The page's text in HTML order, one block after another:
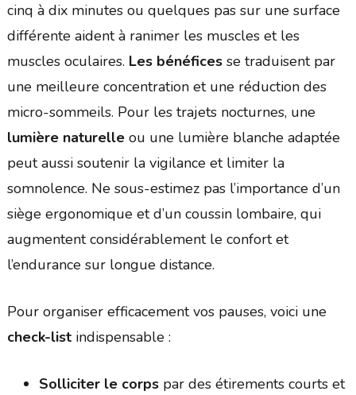
cinq à dix minutes ou quelques pas sur une surface
différente aident à ranimer les muscles et les
muscles oculaires. Les bénéficesse traduisent par
une meilleure concentration et une réduction des
micro-sommeils. Pour les trajets nocturnes, une
lumière naturelleou une lumière blanche adaptée
peut aussi soutenir la vigilance et limiter la
somnolence. Ne sous-estimez pas l’importance d’un
siège ergonomique et d’un coussin lombaire, qui
augmentent considérablement le confort et
l’endurance sur longue distance.
Pour organiser efficacement vos pauses, voici une
check-listindispensable :
Solliciter le corpspar des étirements courts et